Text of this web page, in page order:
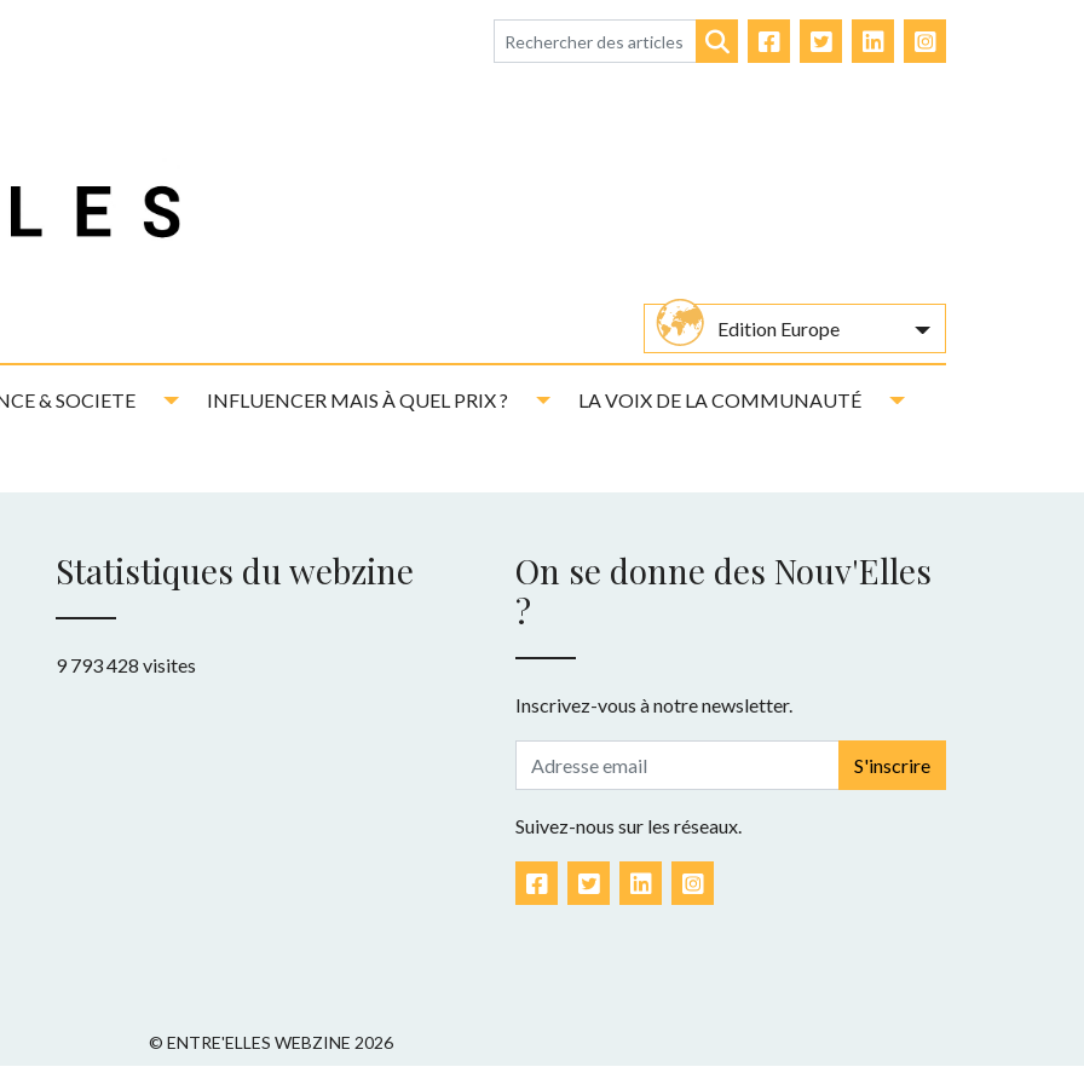
& SOCIETE Toggle Dropdown
INFLUENCER MAIS À QUEL PRIX ? Toggle Dropdown
LA VOIX DE LA COMMUNAUTÉ Toggle Dropdown
FacebookTwitterLinkedIn
Edition Europe
Statistiques du webzine
9 793 428 visites
On se donne des Nouv'Elles
?
Inscrivez-vous à notre newsletter.
S'inscrire
Suivez-nous sur les réseaux.
FacebookTwitterLinkedIn
© ENTRE'ELLES WEBZINE 2026